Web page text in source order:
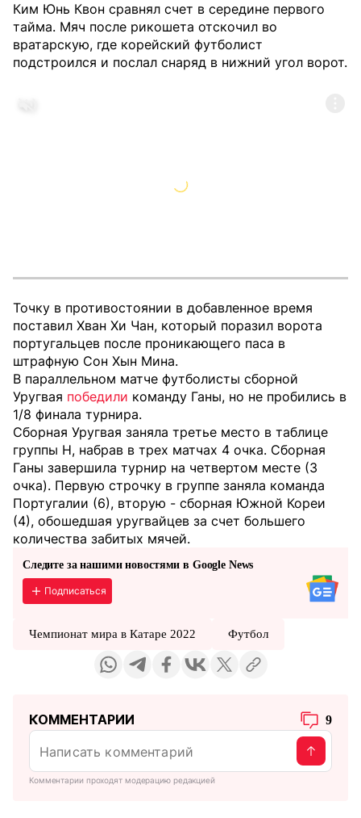
Ким Юнь Квон сравнял счет в середине первого
тайма. Мяч после рикошета отскочил во
вратарскую, где корейский футболист
подстроился и послал снаряд в нижний угол ворот.
Точку в противостоянии в добавленное время
поставил Хван Хи Чан, который поразил ворота
португальцев после проникающего паса в
штрафную Сон Хын Мина.
В параллельном матче футболисты сборной
Уругвая победили команду Ганы, но не пробились в
1/8 финала турнира.
Сборная Уругвая заняла третье место в таблице
группы H, набрав в трех матчах 4 очка. Сборная
Ганы завершила турнир на четвертом месте (3
очка). Первую строчку в группе заняла команда
Португалии (6), вторую - сборная Южной Кореи
(4), обошедшая уругвайцев за счет большего
количества забитых мячей.
Следите за нашими новостями в Google News
Подписаться
Чемпионат мира в Катаре 2022 Футбол
КОММЕНТАРИИ 9
Комментарии проходят модерацию редакцией